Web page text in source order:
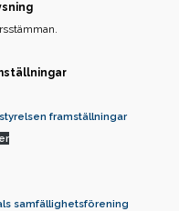
framställningar
samfällighetsförening